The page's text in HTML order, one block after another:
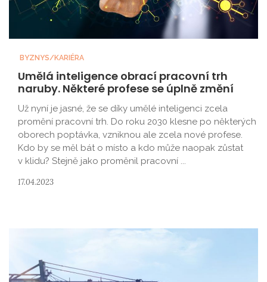
BYZNYS/KARIÉRA
Umělá inteligence obrací pracovní trh
naruby. Některé profese se úplně změní
Už nyní je jasné, že se díky umělé inteligenci zcela
promění pracovní trh. Do roku 2030 klesne po některých
oborech poptávka, vzniknou ale zcela nové profese.
Kdo by se měl bát o místo a kdo může naopak zůstat
v klidu? Stejně jako proměnil pracovní ...
17.04.2023